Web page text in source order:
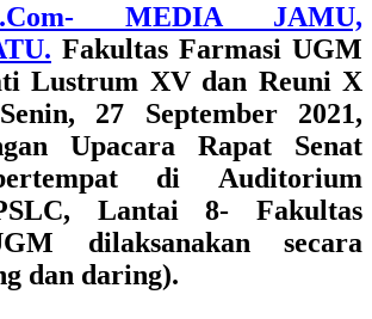
MEDIA JAMU,
Fakultas Farmasi UGM
Lustrum XV dan Reuni X
27 September 2021,
Upacara Rapat Senat
di Auditorium
Lantai 8- Fakultas
dilaksanakan secara
dan daring).